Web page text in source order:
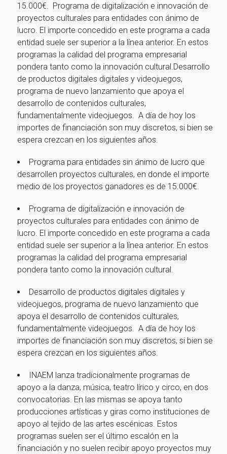
15.000€. Programa de digitalización e innovación de
proyectos culturales para entidades con ánimo de
lucro. El importe concedido en este programa a cada
entidad suele ser superior a la línea anterior. En estos
programas la calidad del programa empresarial
pondera tanto como la innovación cultural.Desarrollo
de productos digitales digitales y videojuegos,
programa de nuevo lanzamiento que apoya el
desarrollo de contenidos culturales,
fundamentalmente videojuegos. A día de hoy los
importes de financiación son muy discretos, si bien se
espera crezcan en los siguientes años.
Programa para entidades sin ánimo de lucro que
desarrollen proyectos culturales, en donde el importe
medio de los proyectos ganadores es de 15.000€.
Programa de digitalización e innovación de
proyectos culturales para entidades con ánimo de
lucro. El importe concedido en este programa a cada
entidad suele ser superior a la línea anterior. En estos
programas la calidad del programa empresarial
pondera tanto como la innovación cultural.
Desarrollo de productos digitales digitales y
videojuegos, programa de nuevo lanzamiento que
apoya el desarrollo de contenidos culturales,
fundamentalmente videojuegos. A día de hoy los
importes de financiación son muy discretos, si bien se
espera crezcan en los siguientes años.
INAEM lanza tradicionalmente programas de
apoyo a la danza, música, teatro lírico y circo, en dos
convocatorias. En las mismas se apoya tanto
producciones artísticas y giras como instituciones de
apoyo al tejido de las artes escénicas. Estos
programas suelen ser el último escalón en la
financiación y no suelen recibir apoyo proyectos muy